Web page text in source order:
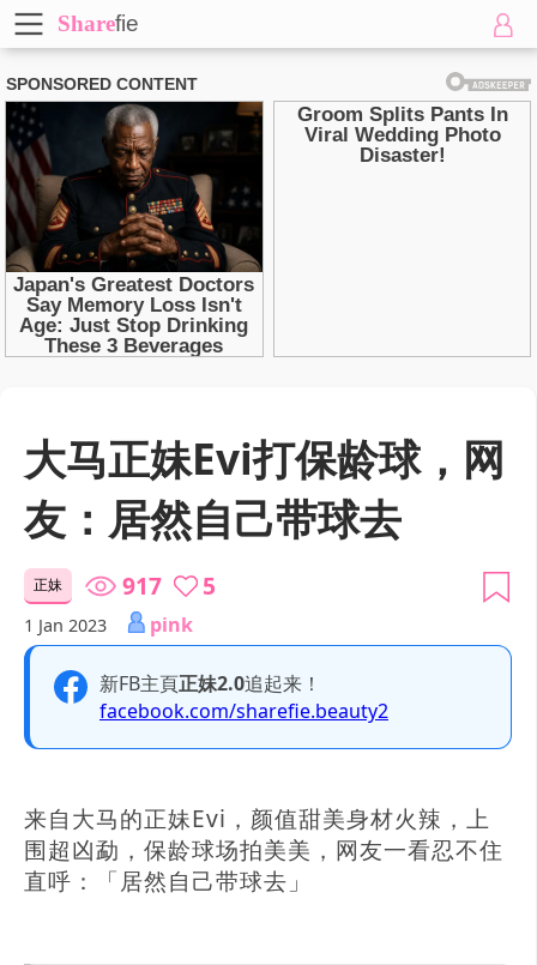
Sharefie
大马正妹Evi打保龄球，网
友：居然自己带球去
正妹 917 5
1 Jan 2023 pink
新FB主頁正妹2.0追起来！
facebook.com/sharefie.beauty2
来自大马的正妹Evi，颜值甜美身材火辣，上
围超凶勐，保龄球场拍美美，网友一看忍不住
直呼：「居然自己带球去」